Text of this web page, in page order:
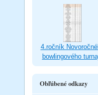
4.ročník
bowlingového
Obľúbené odkazy